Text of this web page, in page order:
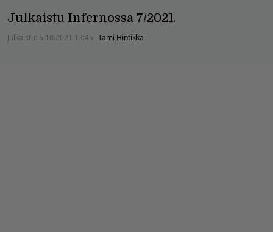
Julkaistu Infernossa 7/2021.
Julkaistu: 5.10.2021 13:45 Tami Hintikka